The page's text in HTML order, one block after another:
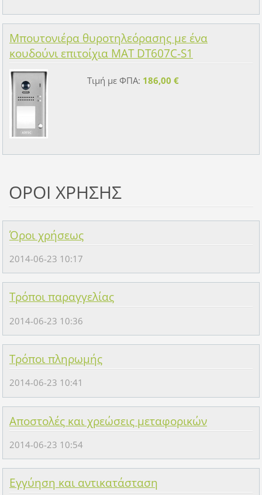
Μπουτονιέρα θυροτηλεόρασης με ένα
κουδούνι επιτοίχια MAT DT607C-S1
Τιμή με ΦΠΑ: 186,00 €
ΟΡΟΙ ΧΡΗΣΗΣ
Όροι χρήσεως
2014-06-23 10:17
Τρόποι παραγγελίας
2014-06-23 10:36
Τρόποι πληρωμής
2014-06-23 10:41
Αποστολές και χρεώσεις μεταφορικών
2014-06-23 10:54
Εγγύηση και αντικατάσταση